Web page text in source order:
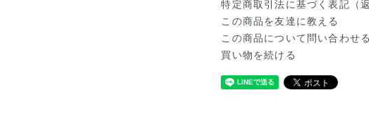
特定商取引法に基づく表記（
この商品を友達に教える
この商品について問い合わせる
買い物を続ける